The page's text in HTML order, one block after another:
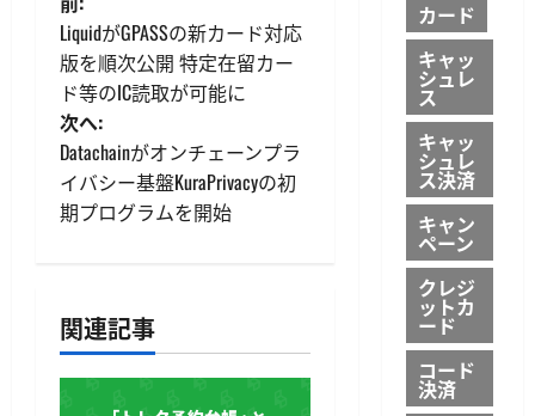
投
稿
ナ
ビ
ゲ
シ
ョ
LiquidがGPASSの新カード対応
版を順次公開 特定在留カー
ド等のIC読取が可能に
次へ:
Datachainがオンチェーンプラ
イバシー基盤KuraPrivacyの初
期プログラムを開始
関連記事
カード
キャッ
シュレ
ス
キャッ
シュレ
ス決済
キャン
ペーン
クレジ
ットカ
ード
コード
決済